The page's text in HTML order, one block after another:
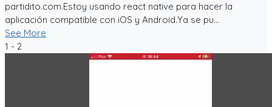
partidito.com.Estoy usando react native para hacer la
aplicación compatible con iOS y Android.Ya se pu...
See More
1 - 2